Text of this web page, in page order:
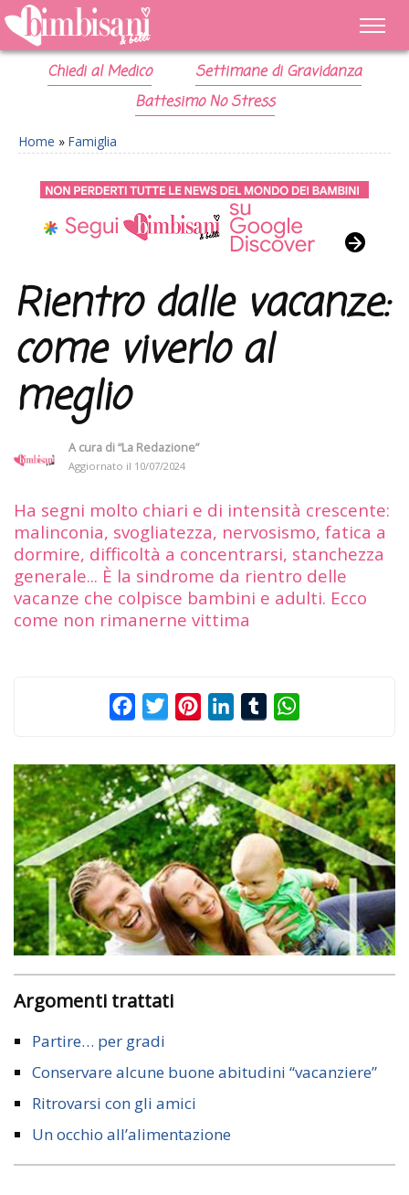
Chiedi al Medico
Settimane di Gravidanza
Battesimo No Stress
Home » Famiglia
Rientro dalle vacanze:
come viverlo al
meglio
A cura di“La Redazione”
Aggiornato il 10/07/2024
Ha segni molto chiari e di intensità crescente:
malinconia, svogliatezza, nervosismo, fatica a
dormire, difficoltà a concentrarsi, stanchezza
generale... È la sindrome da rientro delle
vacanze che colpisce bambini e adulti. Ecco
come non rimanerne vittima
FacebookTwitterPinterestLinkedInTumblr
Argomenti trattati
Partire… per gradi
Conservare alcune buone abitudini “vacanziere”
Ritrovarsi con gli amici
Un occhio all’alimentazione